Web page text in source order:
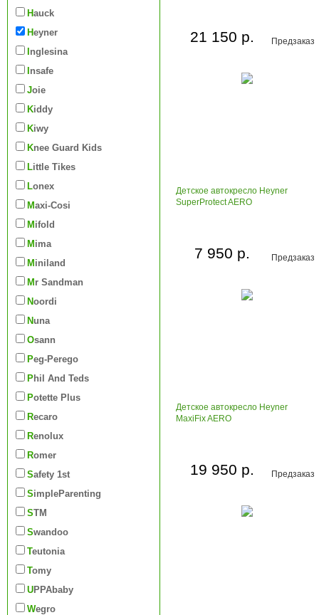
Hauck
Heyner
Inglesina
Insafe
Joie
Kiddy
Kiwy
Knee Guard Kids
Little Tikes
Lonex
Maxi-Cosi
Mifold
Mima
Miniland
Mr Sandman
Noordi
Nuna
Osann
Peg-Perego
Phil And Teds
Potette Plus
Recaro
Renolux
Romer
Safety 1st
SimpleParenting
STM
Swandoo
Teutonia
Tomy
UPPAbaby
Wegro
Предзаказ
21 150 р.
Детское автокресло Heyner
SuperProtect AERO
Предзаказ
7 950 р.
Детское автокресло Heyner
MaxiFix AERO
Предзаказ
19 950 р.